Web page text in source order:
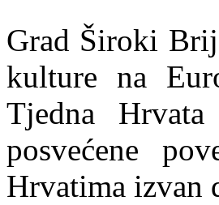
Grad Široki
kulture na
Tjedna
posvećene
Hrvatima izvan